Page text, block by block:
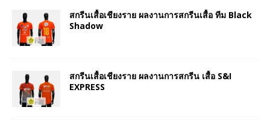
สกรีนเสื้อเชียงราย ผลงานการสกรีนเสื้อ ทีม Black
Shadow
สกรีนเสื้อเชียงราย ผลงานการสกรีน เสื้อ S&I
EXPRESS